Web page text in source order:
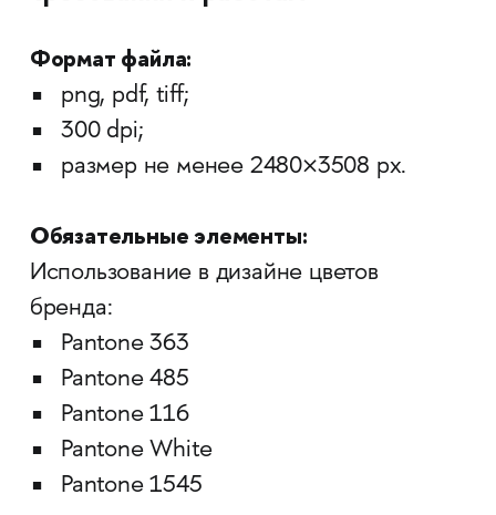
Формат файла:
png, pdf, tiff;
300 dpi;
размер не менее 2480×3508 px.
Обязательные элементы:
Использование в дизайне цветов
бренда:
Pantone 363
Pantone 485
Pantone 116
Pantone White
Pantone 1545